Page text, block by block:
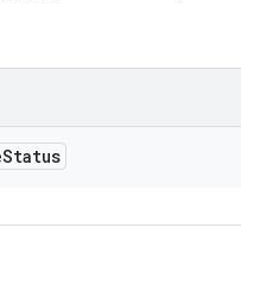
Status